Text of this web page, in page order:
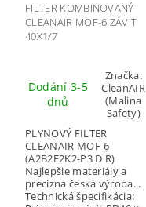
FILTER KOMBINOVANÝ
CLEANAIR MOF-6 ZÁVIT
40X1/7
Dodání 3-5
dnů
Značka:
CleanAIR
(Malina
Safety)
PLYNOVÝ FILTER
CLEANAIR MOF-6
(A2B2E2K2-P3 D R)
Najlepšie materiály a
precízna česká výroba...
Technická špecifikácia: